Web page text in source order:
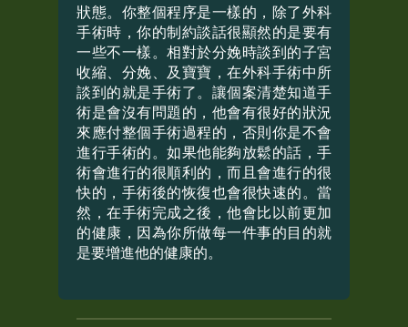
狀態。你整個程序是一樣的，除了外科
手術時，你的制約談話很顯然的是要有
一些不一樣。相對於分娩時談到的子宮
收縮、分娩、及寶寶，在外科手術中所
談到的就是手術了。讓個案清楚知道手
術是會沒有問題的，他會有很好的狀況
來應付整個手術過程的，否則你是不會
進行手術的。如果他能夠放鬆的話，手
術會進行的很順利的，而且會進行的很
快的，手術後的恢復也會很快速的。當
然，在手術完成之後，他會比以前更加
的健康，因為你所做每一件事的目的就
是要增進他的健康的。